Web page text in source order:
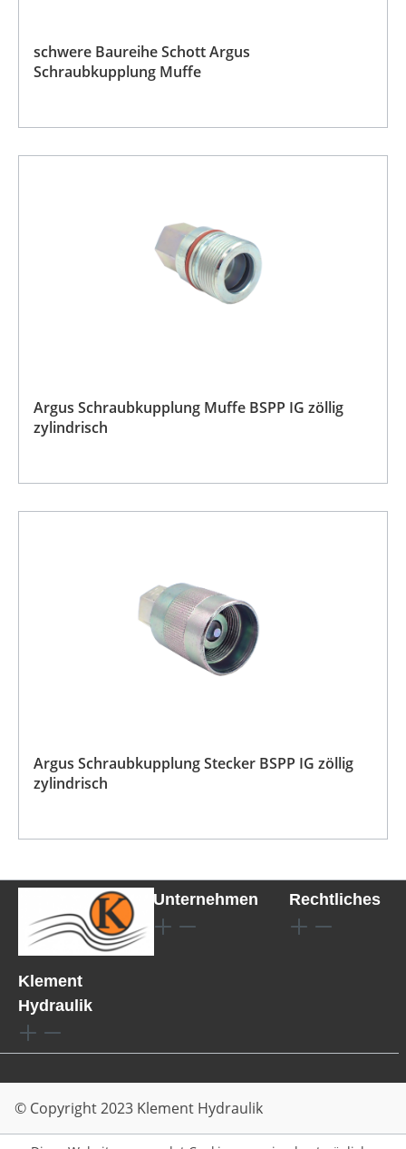
schwere Baureihe Schott Argus
Schraubkupplung Muffe
Argus Schraubkupplung Muffe BSPP IG zöllig
zylindrisch
Argus Schraubkupplung Stecker BSPP IG zöllig
zylindrisch
Klement
Hydraulik
Unternehmen Rechtliches
© Copyright 2023 Klement Hydraulik